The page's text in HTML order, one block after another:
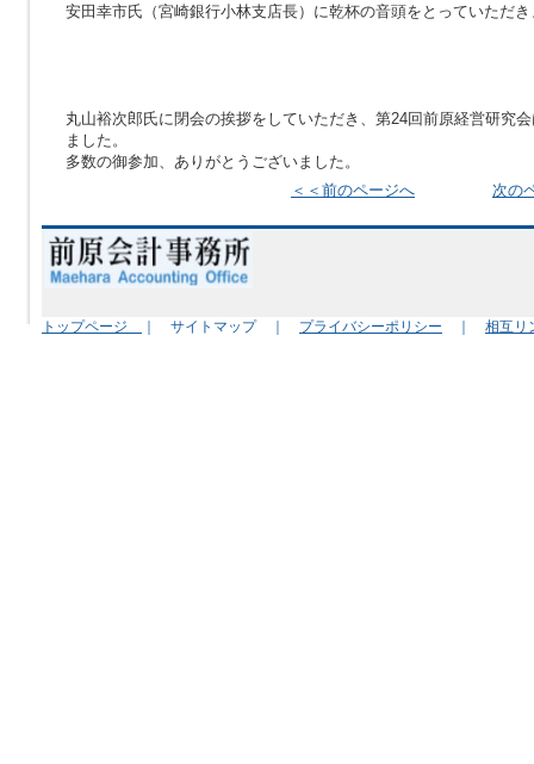
安田幸市氏（宮崎銀行小林支店長）に乾杯の音頭をとっていただ
丸山裕次郎氏に閉会の挨拶をしていただき、第24回前原経営研究
ました。
多数の御参加、ありがとうございました。
＜＜前のページへ
次の
トップページ ｜ サイトマップ ｜ プライバシーポリシー 相互リ